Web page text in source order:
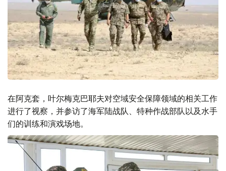
在阿克套，叶尔梅克巴耶夫对空域安全保障领域的相关工作
进行了视察，并参访了海军陆战队、特种作战部队以及水手
们的训练和演戏场地。